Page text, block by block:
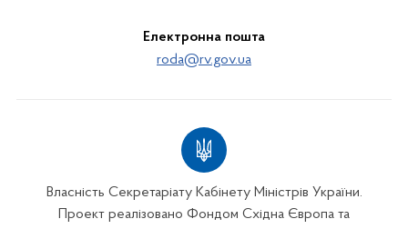
Електронна пошта
roda@rv.gov.ua
Власність Секретаріату Кабінету Міністрів України.
Проект реалізовано Фондом Східна Європа та